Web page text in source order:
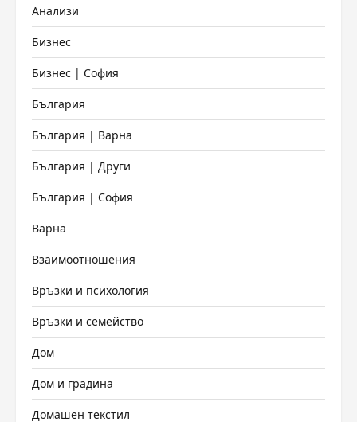
Анализи
Бизнес
Бизнес | София
България
България | Варна
България | Други
България | София
Варна
Взаимоотношения
Връзки и психология
Връзки и семейство
Дом
Дом и градина
Домашен текстил